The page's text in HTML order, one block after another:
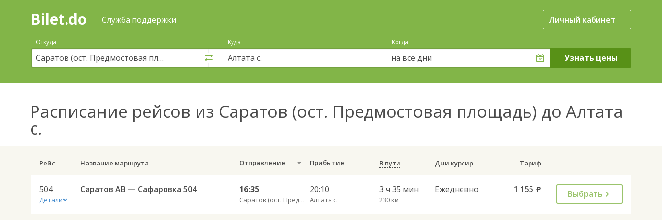
Поиск
покупка
билетов
автобус
онлайн
Bilet.do Служба поддержки Личный кабинет
Откуда Куда Когда
на все дни
Расписание рейсов из Саратов (ост. Предмостовая площадь) до Алтата
с.
Рейс Название маршрута Отправление Прибытие В пути Дни курсирования Тариф
504
Детали
Саратов АВ — Сафаровка 504 16:35
Саратов (ост. Предмостовая площадь)
20:10
Алтата с.
3 ч 35 мин
230 км
Ежедневно 1 155 руб. Выбрать